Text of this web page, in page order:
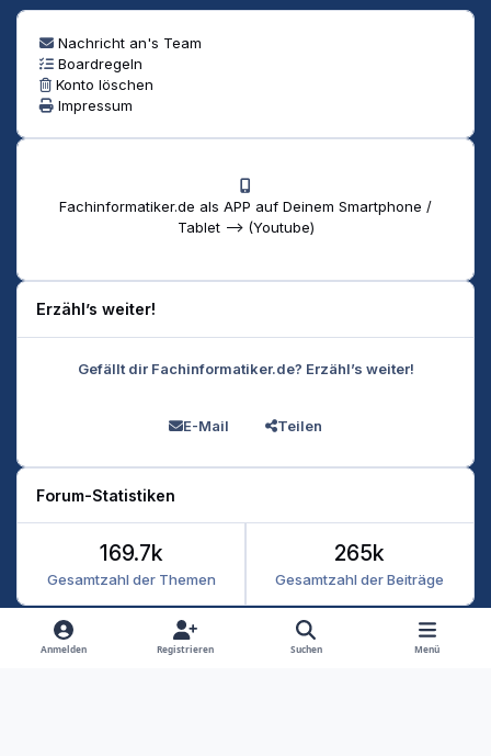
Nachricht an's Team
Boardregeln
Konto löschen
Impressum
Fachinformatiker.de als APP auf Deinem Smartphone /
Tablet --> (Youtube)
Erzähl’s weiter!
Gefällt dir Fachinformatiker.de? Erzähl’s weiter!
E-Mail Teilen
Forum-Statistiken
Gesamtzahl der Themen
169.7k
Gesamtzahl der Beiträge
265k
Heller Modus
Dunkler Modus
Systemeinstellung
Anmelden Registrieren Suchen Menü